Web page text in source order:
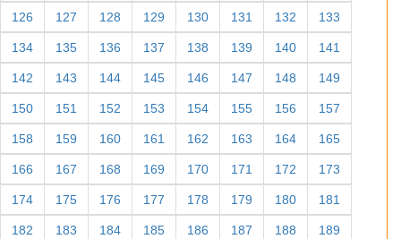
126 127 128 129 130 131 132 133
134 135 136 137 138 139 140 141
142 143 144 145 146 147 148 149
150 151 152 153 154 155 156 157
158 159 160 161 162 163 164 165
166 167 168 169 170 171 172 173
174 175 176 177 178 179 180 181
182 183 184 185 186 187 188 189